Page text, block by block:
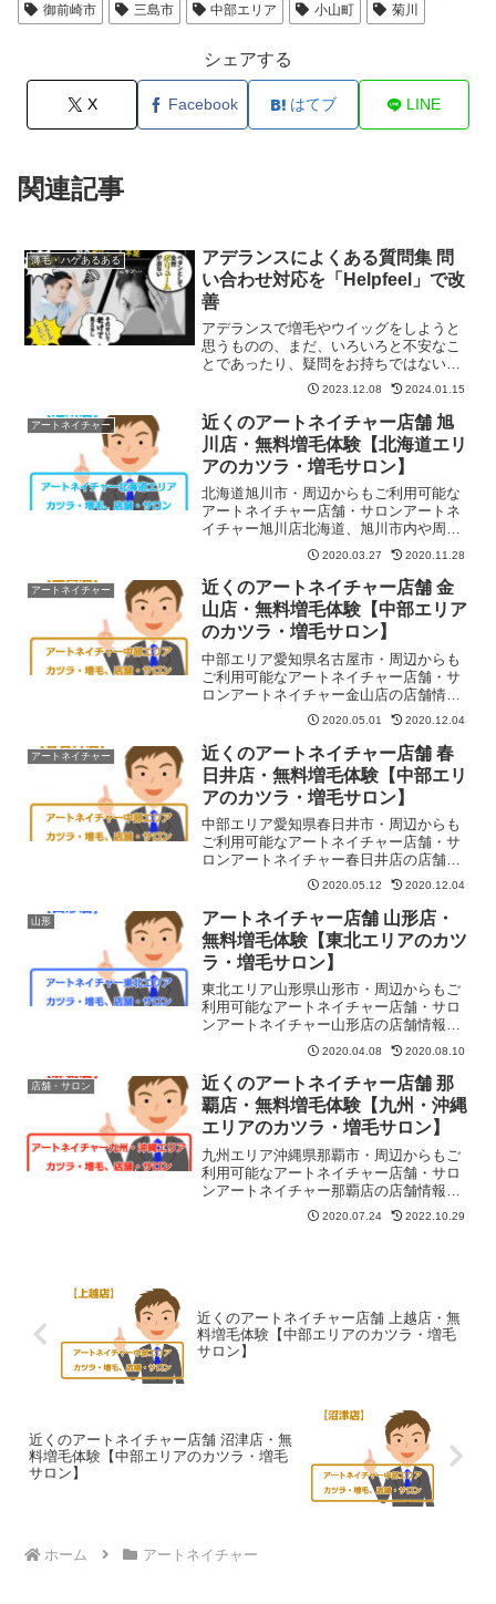
御前崎市
三島市 中部エリア 小山町 菊川
シェアする
X Facebook はてブ LINE
関連記事
薄毛・ハゲあるある
アデランスによくある質問集 問
い合わせ対応を「Helpfeel」で改
善
アデランスで増毛やウイッグをしようと
思うものの、まだ、いろいろと不安なこ
とであったり、疑問をお持ちではないで
しょうか。そのため、寸前で二の足を踏
んでしまっている方々も大勢います。ア
デランスで増毛をしようと思えば、多少
積極性も必要ですし、いさぎよい決断も
必要です。アデランスに対しての不安や
疑問の多くはみなさん共通しているもの
が多いため、今回は、よくある質問をひ
とつにまとめてみました。アデランスに
直接問い合わせする前に、まずはこちら
を確認するといいでしょう。
2023.12.08 2024.01.15
アートネイチャー
近くのアートネイチャー店舗 旭
川店・無料増毛体験【北海道エリ
アのカツラ・増毛サロン】
北海道旭川市・周辺からもご利用可能な
アートネイチャー店舗・サロンアートネ
イチャー旭川店北海道、旭川市内や周辺
地域にお住まいの方がご利用しやすいア
ートネイチャーの店舗、増毛サロンは、
JR線旭川駅正面口を出て、駅正面の「平
和通買物公園」を直進、「4条通り（国道
39号）」との交差点右角の「LEE旭川ビ
ル」内にアートネイチャー旭川店はあり
ます。JR線旭川駅正面口より徒歩5分で
す。
2020.03.27 2020.11.28
アートネイチャー
近くのアートネイチャー店舗 金
山店・無料増毛体験【中部エリア
のカツラ・増毛サロン】
中部エリア愛知県名古屋市・周辺からも
ご利用可能なアートネイチャー店舗・サ
ロンアートネイチャー金山店の店舗情
報・地図・住所・予約・営業日・定休
日・営業時間などを紹介しています。無
料お試しや無料増毛体験もコチラご予約
できます。「長谷川ビル」の3FJR線金山
駅北口・地下鉄金山駅3番出口・名鉄線金
山駅北口より徒歩1分
2020.05.01 2020.12.04
アートネイチャー
近くのアートネイチャー店舗 春
日井店・無料増毛体験【中部エリ
アのカツラ・増毛サロン】
中部エリア愛知県春日井市・周辺からも
ご利用可能なアートネイチャー店舗・サ
ロンアートネイチャー春日井店の店舗情
報・地図・住所・予約・営業日・定休
日・営業時間などを紹介しています。無
料お試しや無料増毛体験もコチラでご予
約できます。ウイング春日井の4FJR春日
井駅北口より徒歩1分
2020.05.12 2020.12.04
山形
アートネイチャー店舗 山形店・
無料増毛体験【東北エリアのカツ
ラ・増毛サロン】
東北エリア山形県山形市・周辺からもご
利用可能なアートネイチャー店舗・サロ
ンアートネイチャー山形店の店舗情報・
地図・住所・予約・営業日・定休日・営
業時間などを紹介しています。無料お試
しや無料増毛体験もコチラご予約できま
す。東北エリア山形県山形市内や周辺地
域JR線山形駅東口より徒歩5分です。
2020.04.08 2020.08.10
店舗・サロン
近くのアートネイチャー店舗 那
覇店・無料増毛体験【九州・沖縄
エリアのカツラ・増毛サロン】
九州エリア沖縄県那覇市・周辺からもご
利用可能なアートネイチャー店舗・サロ
ンアートネイチャー那覇店の店舗情報・
地図・住所・予約・営業日・定休日・営
業時間などを紹介しています。無料お試
2020.07.24 2022.10.29
近くのアートネイチャー店舗 上越店・無
料増毛体験【中部エリアのカツラ・増毛
サロン】
近くのアートネイチャー店舗 沼津店・無
料増毛体験【中部エリアのカツラ・増毛
サロン】
ホーム アートネイチャー